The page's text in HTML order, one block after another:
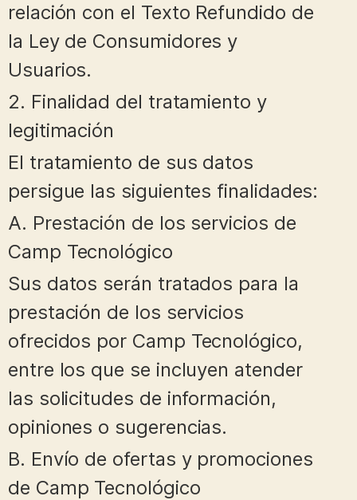
relación con el Texto Refundido de
la Ley de Consumidores y
Usuarios.
2. Finalidad del tratamiento y
legitimación
El tratamiento de sus datos
persigue las siguientes finalidades:
A. Prestación de los servicios de
Camp Tecnológico
Sus datos serán tratados para la
prestación de los servicios
ofrecidos por Camp Tecnológico,
entre los que se incluyen atender
las solicitudes de información,
opiniones o sugerencias.
B. Envío de ofertas y promociones
de Camp Tecnológico